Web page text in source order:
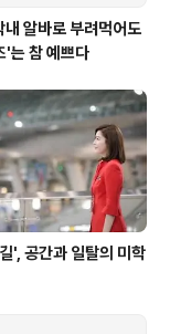
내 알바로 부려먹어도
'는 참 예쁘다
', 공간과 일탈의 미학